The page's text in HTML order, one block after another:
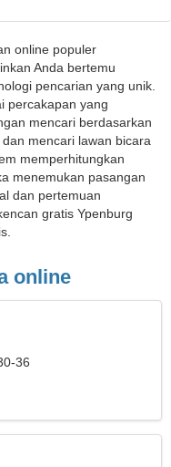
online populer
Anda bertemu
pencarian yang unik.
percakapan yang
mencari berdasarkan
mencari lawan bicara
memperhitungkan
menemukan pasangan
dan pertemuan
gratis Ypenburg
online
36